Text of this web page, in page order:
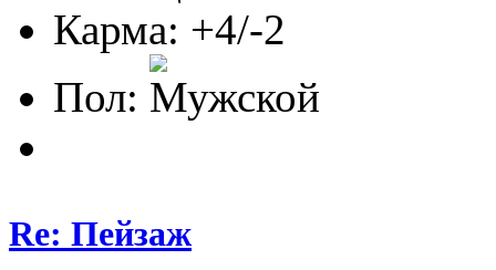
Карма: +4/-2
Пол:
Re: Пейзаж